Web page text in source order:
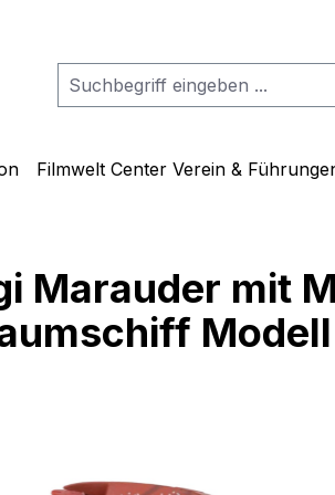
Filmwelt Center Verein &
Marauder mit
Modell